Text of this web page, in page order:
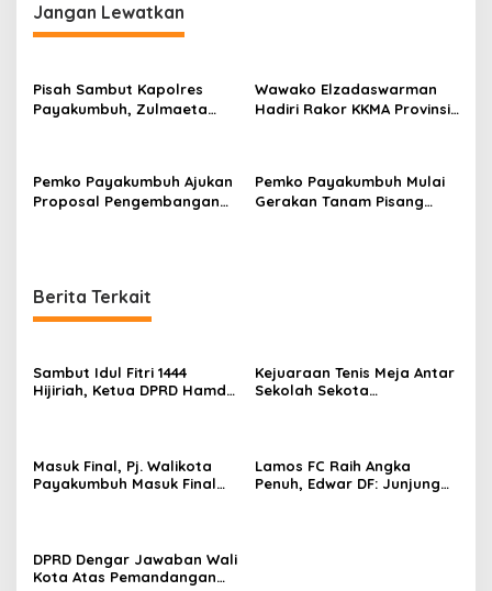
Jangan Lewatkan
Pisah Sambut Kapolres
Payakumbuh, Zulmaeta
Wawako Elzadaswarman
Hadiri Rakor KKMA Provinsi
Pemko Payakumbuh Ajukan
Proposal Pengembangan
Pemko Payakumbuh Mulai
Gerakan Tanam Pisang
Berita Terkait
Sambut Idul Fitri 1444
Hijiriah, Ketua DPRD Hamdi
Kejuaraan Tenis Meja Antar
Sekolah Sekota
Masuk Final, Pj. Walikota
Payakumbuh Masuk Final
Lamos FC Raih Angka
Penuh, Edwar DF: Junjung
DPRD Dengar Jawaban Wali
Kota Atas Pemandangan